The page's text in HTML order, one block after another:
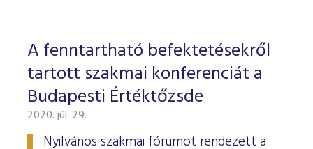
A fenntartható befektetésekről
tartott szakmai konferenciát a
Budapesti Értéktőzsde
2020. júl. 29.
Nyilvános szakmai fórumot rendezett a